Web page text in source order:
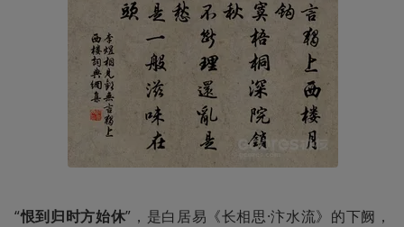
“恨到归时方始休”，是白居易《长相思·汴水流》的下阙，